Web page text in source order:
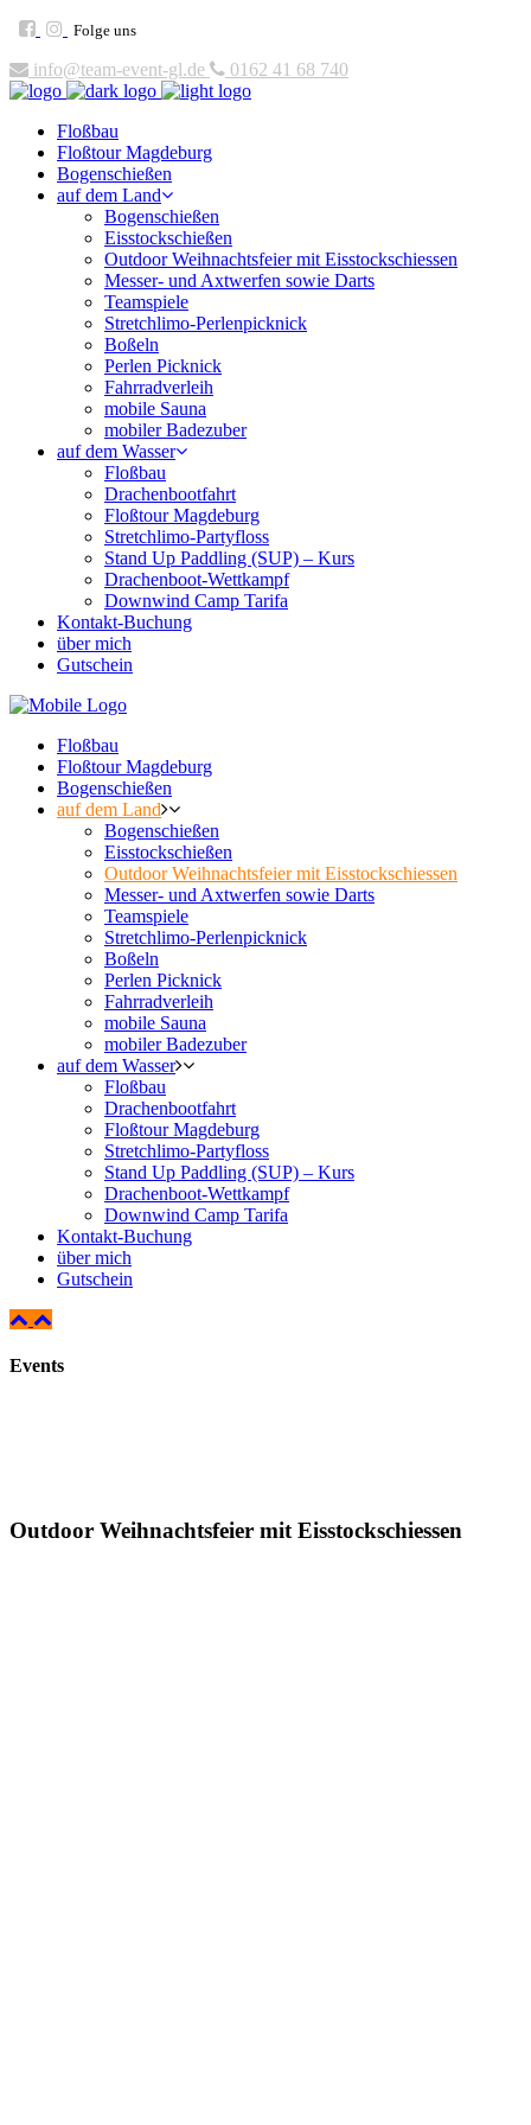
Folge uns
info@team-event-gl.de 0162 41 68 740
Floßbau
Floßtour Magdeburg
Bogenschießen
auf dem Land
Bogenschießen
Eisstockschießen
Outdoor Weihnachtsfeier mit Eisstockschiessen
Messer- und Axtwerfen sowie Darts
Teamspiele
Stretchlimo-Perlenpicknick
Boßeln
Perlen Picknick
Fahrradverleih
mobile Sauna
mobiler Badezuber
auf dem Wasser
Floßbau
Drachenbootfahrt
Floßtour Magdeburg
Stretchlimo-Partyfloss
Stand Up Paddling (SUP) – Kurs
Drachenboot-Wettkampf
Downwind Camp Tarifa
Kontakt-Buchung
über mich
Gutschein
Floßbau
Floßtour Magdeburg
Bogenschießen
auf dem Land
Bogenschießen
Eisstockschießen
Outdoor Weihnachtsfeier mit Eisstockschiessen
Messer- und Axtwerfen sowie Darts
Teamspiele
Stretchlimo-Perlenpicknick
Boßeln
Perlen Picknick
Fahrradverleih
mobile Sauna
mobiler Badezuber
auf dem Wasser
Floßbau
Drachenbootfahrt
Floßtour Magdeburg
Stretchlimo-Partyfloss
Stand Up Paddling (SUP) – Kurs
Drachenboot-Wettkampf
Downwind Camp Tarifa
Kontakt-Buchung
über mich
Gutschein
Events
Outdoor Weihnachtsfeier mit Eisstockschiessen